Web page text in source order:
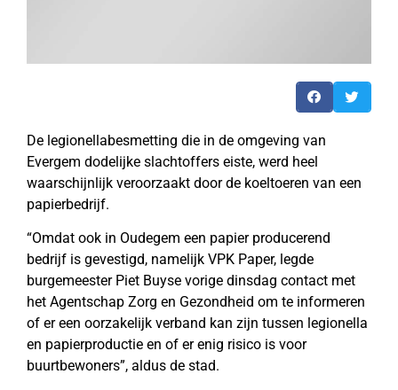
De legionellabesmetting die in de omgeving van
Evergem dodelijke slachtoffers eiste, werd heel
waarschijnlijk veroorzaakt door de koeltoeren van een
papierbedrijf.
“Omdat ook in Oudegem een papier producerend
bedrijf is gevestigd, namelijk VPK Paper, legde
burgemeester Piet Buyse vorige dinsdag contact met
het Agentschap Zorg en Gezondheid om te informeren
of er een oorzakelijk verband kan zijn tussen legionella
en papierproductie en of er enig risico is voor
buurtbewoners”, aldus de stad.